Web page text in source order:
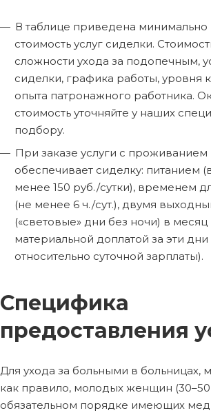
В таблице приведена
стоимость услуг сиделки.
сложности ухода за подопечным,
сиделки, графика работы, уровня
опыта патронажного работника.
стоимость уточняйте у наших
подбору.
При заказе услуги с проживанием
обеспечивает сиделку: питанием
менее 150 руб./сутки), временем
(не менее 6 ч./сут.), двумя
(«световые» дни без ночи) в месяц
материальной доплатой за эти
относительно суточной зарплаты).
Специфика
предоставления
Для ухода за больными в больницах,
как правило, молодых женщин (30–50
обязательном порядке имеющих